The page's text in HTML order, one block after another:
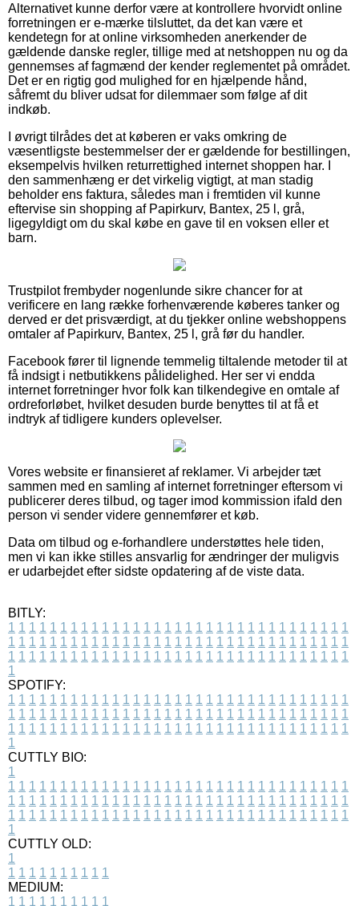
Alternativet kunne derfor være at kontrollere hvorvidt online
forretningen er e-mærke tilsluttet, da det kan være et
kendetegn for at online virksomheden anerkender de
gældende danske regler, tillige med at netshoppen nu og da
gennemses af fagmænd der kender reglementet på området.
Det er en rigtig god mulighed for en hjælpende hånd,
såfremt du bliver udsat for dilemmaer som følge af dit
indkøb.
I øvrigt tilrådes det at køberen er vaks omkring de
væsentligste bestemmelser der er gældende for bestillingen,
eksempelvis hvilken returrettighed internet shoppen har. I
den sammenhæng er det virkelig vigtigt, at man stadig
beholder ens faktura, således man i fremtiden vil kunne
eftervise sin shopping af Papirkurv, Bantex, 25 l, grå,
ligegyldigt om du skal købe en gave til en voksen eller et
barn.
Trustpilot frembyder nogenlunde sikre chancer for at
verificere en lang række forhenværende køberes tanker og
derved er det prisværdigt, at du tjekker online webshoppens
omtaler af Papirkurv, Bantex, 25 l, grå før du handler.
Facebook fører til lignende temmelig tiltalende metoder til at
få indsigt i netbutikkens pålidelighed. Her ser vi endda
internet forretninger hvor folk kan tilkendegive en omtale af
ordreforløbet, hvilket desuden burde benyttes til at få et
indtryk af tidligere kunders oplevelser.
Vores website er finansieret af reklamer. Vi arbejder tæt
sammen med en samling af internet forretninger eftersom vi
publicerer deres tilbud, og tager imod kommission ifald den
person vi sender videre gennemfører et køb.
Data om tilbud og e-forhandlere understøttes hele tiden,
men vi kan ikke stilles ansvarlig for ændringer der muligvis
er udarbejdet efter sidste opdatering af de viste data.
BITLY:
1 1 1 1 1 1 1 1 1 1 1 1 1 1 1 1 1 1 1 1 1 1 1 1 1 1 1 1 1 1 1 1 1
1 1 1 1 1 1 1 1 1 1 1 1 1 1 1 1 1 1 1 1 1 1 1 1 1 1 1 1 1 1 1 1 1
1 1 1 1 1 1 1 1 1 1 1 1 1 1 1 1 1 1 1 1 1 1 1 1 1 1 1 1 1 1 1 1 1
1
SPOTIFY:
1 1 1 1 1 1 1 1 1 1 1 1 1 1 1 1 1 1 1 1 1 1 1 1 1 1 1 1 1 1 1 1 1
1 1 1 1 1 1 1 1 1 1 1 1 1 1 1 1 1 1 1 1 1 1 1 1 1 1 1 1 1 1 1 1 1
1 1 1 1 1 1 1 1 1 1 1 1 1 1 1 1 1 1 1 1 1 1 1 1 1 1 1 1 1 1 1 1 1
1
CUTTLY BIO:
1
1 1 1 1 1 1 1 1 1 1 1 1 1 1 1 1 1 1 1 1 1 1 1 1 1 1 1 1 1 1 1 1 1
1 1 1 1 1 1 1 1 1 1 1 1 1 1 1 1 1 1 1 1 1 1 1 1 1 1 1 1 1 1 1 1 1
1 1 1 1 1 1 1 1 1 1 1 1 1 1 1 1 1 1 1 1 1 1 1 1 1 1 1 1 1 1 1 1 1
1
CUTTLY OLD:
1
1 1 1 1 1 1 1 1 1 1
MEDIUM:
1 1 1 1 1 1 1 1 1 1